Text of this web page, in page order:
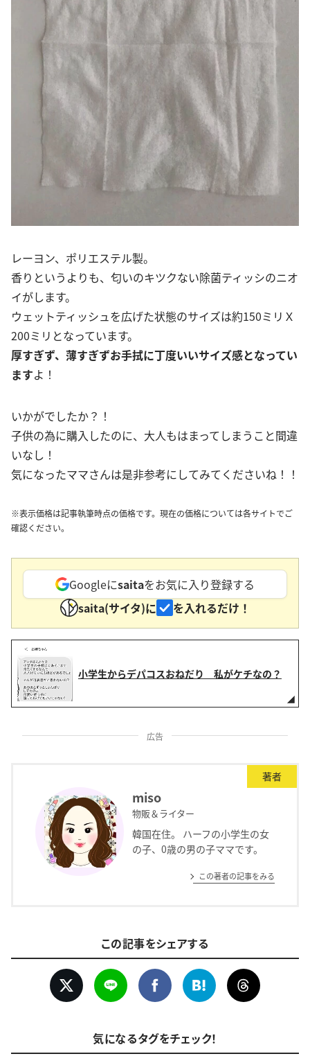
レーヨン、ポリエステル製。
香りというよりも、匂いのキツクない除菌ティッシのニオ
イがします。
ウェットティッシュを広げた状態のサイズは約150ミリＸ
200ミリとなっています。
厚すぎず、薄すぎずお手拭に丁度いいサイズ感となってい
ますよ！
いかがでしたか？！
子供の為に購入したのに、大人もはまってしまうこと間違
いなし！
気になったママさんは是非参考にしてみてくださいね！！
※表示価格は記事執筆時点の価格です。現在の価格については各サイトでご
確認ください。
Googleにsaitaをお気に入り登録する
saita(サイタ)に
を入れるだけ！
小学生からデパコスおねだり 私がケチなの？
広告
著者
miso
物販＆ライター
韓国在住。 ハーフの小学生の女
の子、0歳の男の子ママです。
この著者の記事をみる
この記事をシェアする
気になるタグをチェック！